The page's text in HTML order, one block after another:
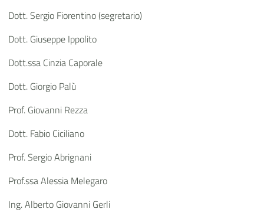
Dott. Sergio Fiorentino (segretario)
Dott. Giuseppe Ippolito
Dott.ssa Cinzia Caporale
Dott. Giorgio Palù
Prof. Giovanni Rezza
Dott. Fabio Ciciliano
Prof. Sergio Abrignani
Prof.ssa Alessia Melegaro
Ing. Alberto Giovanni Gerli